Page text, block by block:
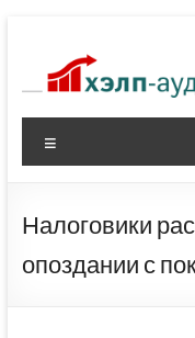
содержимому
Налоговики
опоздании с